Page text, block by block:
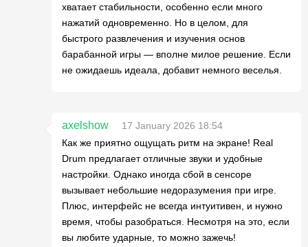
хватает стабильности, особенно если много
нажатий одновременно. Но в целом, для
быстрого развлечения и изучения основ
барабанной игры — вполне милое решение. Если
не ожидаешь идеала, добавит немного веселья.
axelshow
17 January 2026 18:54
Как же приятно ощущать ритм на экране! Real
Drum предлагает отличные звуки и удобные
настройки. Однако иногда сбой в сенсоре
вызывает небольшие недоразумения при игре.
Плюс, интерфейс не всегда интуитивен, и нужно
время, чтобы разобраться. Несмотря на это, если
вы любите ударные, то можно зажечь!